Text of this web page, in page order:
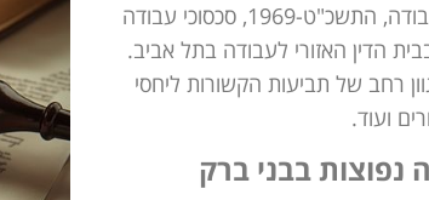
בהתאם לחוק בית הדין לעבודה, התשכ"ט-1969, סכסוכי עבודה
הדין האזורי לעבודה בתל אביב.
רחב של תביעות הקשורות ליחסי
ועוד.
נפוצות בבני ברק